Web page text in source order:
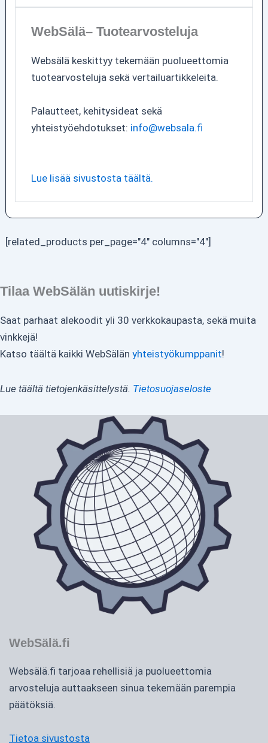
WebSälä– Tuotearvosteluja
Websälä keskittyy tekemään puolueettomia
tuotearvosteluja sekä vertailuartikkeleita.
Palautteet, kehitysideat sekä
yhteistyöehdotukset: info@websala.fi
Lue lisää sivustosta täältä.
[related_products per_page="4" columns="4"]
Tilaa WebSälän uutiskirje!
Saat parhaat alekoodit yli 30 verkkokaupasta, sekä muita
vinkkejä!
Katso täältä kaikki WebSälän yhteistyökumppanit!
Lue täältä tietojenkäsittelystä. Tietosuojaseloste
WebSälä.fi
Websälä.fi tarjoaa rehellisiä ja puolueettomia
arvosteluja auttaakseen sinua tekemään parempia
päätöksiä.
Tietoa sivustosta